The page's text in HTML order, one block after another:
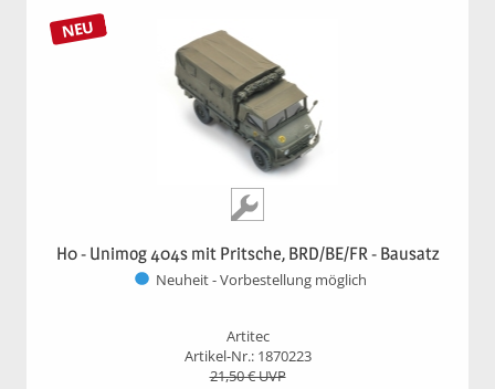
NEU
H0 - Unimog 404s mit Pritsche, BRD/BE/FR - Bausatz
Neuheit - Vorbestellung möglich
Artitec
Artikel-Nr.: 1870223
21,50€ UVP